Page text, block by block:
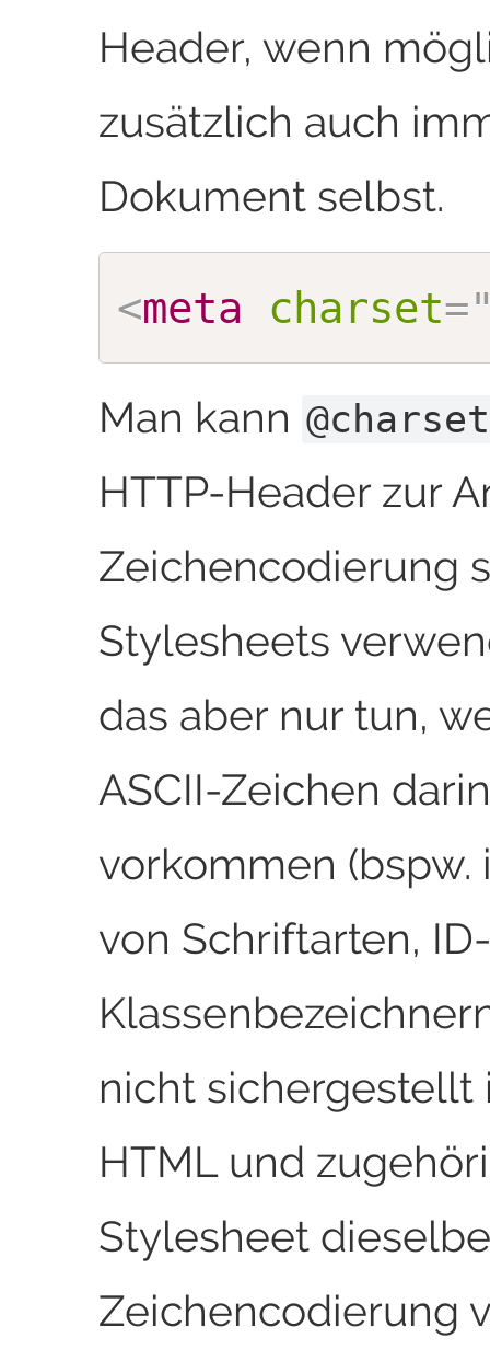
Header, wenn
zusätzlich auch
Dokument selbst.
<meta charset=
Man kann
HTTP-Header zur
Zeichencodierung
Stylesheets
das aber nur tun,
ASCII-Zeichen darin
vorkommen (bspw.
von Schriftarten,
nicht sichergestellt
HTML und
Stylesheet dieselbe
Zeichencodierung